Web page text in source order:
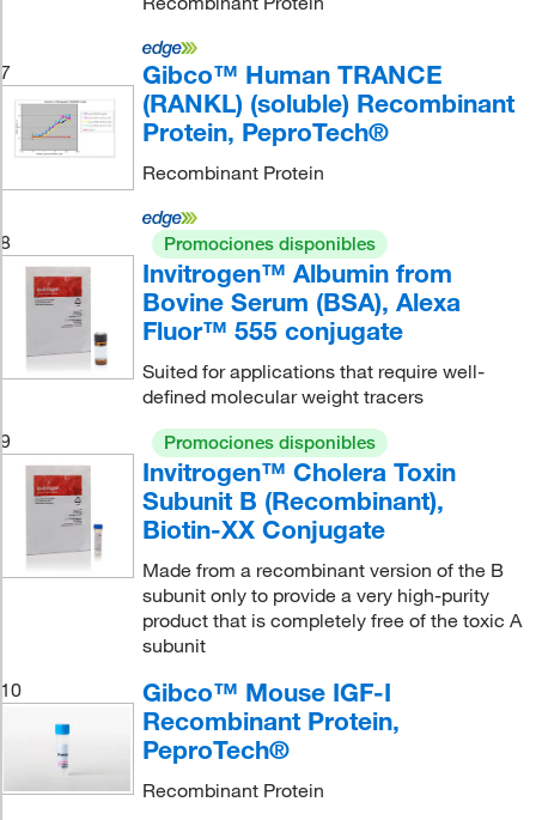
7
Gibco™ Human TRANCE
(RANKL) (soluble) Recombinant
Protein, PeproTech®
Recombinant Protein
8 Promociones disponibles
Invitrogen™ Albumin from
Bovine Serum (BSA), Alexa
Fluor™ 555 conjugate
Suited for applications that require well-
defined molecular weight tracers
9
Promociones disponibles
Invitrogen™ Cholera Toxin
Subunit B (Recombinant),
Biotin-XX Conjugate
Made from a recombinant version of the B
subunit only to provide a very high-purity
product that is completely free of the toxic A
subunit
10
Gibco™ Mouse IGF-I
Recombinant Protein,
PeproTech®
Recombinant Protein